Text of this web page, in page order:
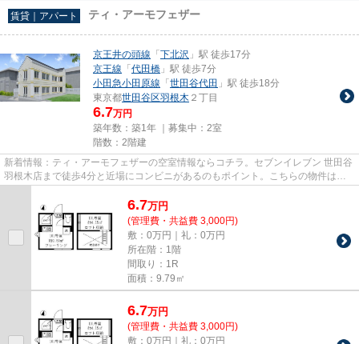
賃貸｜アパート ティ・アーモフェザー
京王井の頭線 「 下北沢 」駅 徒歩17分
京王線 「 代田橋 」駅 徒歩7分
小田急小田原線 「 世田谷代田 」駅 徒歩18分
東京都世田谷区羽根木 ２丁目
6.7万円
築年数：築1年 ｜募集中： 2室
階数：2階建
新着情報：ティ・アーモフェザーの空室情報ならコチラ。セブンイレブン 世田谷
羽根木店まで徒歩4分と近場にコンビニがあるのもポイント。こちらの物件はア
6.7万円
(管理費・共益費 3,000円)
敷：0万円｜礼：0万円
所在階：1階
間取り：1R
面積：9.79㎡
6.7万円
(管理費・共益費 3,000円)
敷：0万円｜礼：0万円